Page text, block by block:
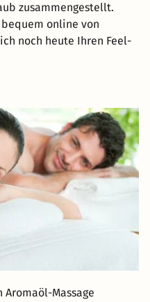
zusammengestellt.
online von
noch heute Ihren Feel-
Massage